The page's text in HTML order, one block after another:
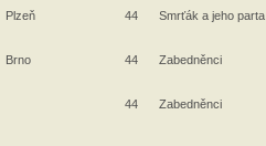
Plzeň 44 Smrťák a jeho parta
Brno 44 Zabedněnci
44 Zabedněnci